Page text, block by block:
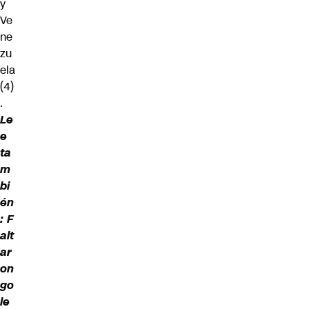
y
Ve
ne
zu
ela
(4)
.
Le
e
ta
m
bi
én
: F
alt
ar
on
go
le